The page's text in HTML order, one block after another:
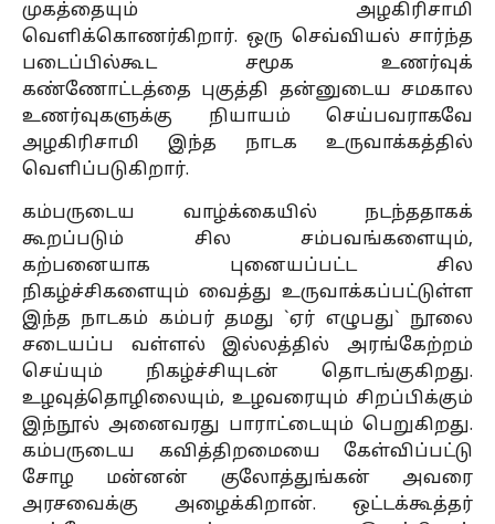
முகத்தையும் அழகிரிசாமி
வெளிக்கொணர்கிறார். ஒரு செவ்வியல் சார்ந்த
படைப்பில்கூட சமூக உணர்வுக்
கண்ணோட்டத்தை புகுத்தி தன்னுடைய சமகால
உணர்வுகளுக்கு நியாயம் செய்பவராகவே
அழகிரிசாமி இந்த நாடக உருவாக்கத்தில்
வெளிப்படுகிறார்.
கம்பருடைய வாழ்க்கையில் நடந்ததாகக்
கூறப்படும் சில சம்பவங்களையும்,
கற்பனையாக புனையப்பட்ட சில
நிகழ்ச்சிகளையும் வைத்து உருவாக்கப்பட்டுள்ள
இந்த நாடகம் கம்பர் தமது `ஏர் எழுபது` நூலை
சடையப்ப வள்ளல் இல்லத்தில் அரங்கேற்றம்
செய்யும் நிகழ்ச்சியுடன் தொடங்குகிறது.
உழவுத்தொழிலையும், உழவரையும் சிறப்பிக்கும்
இந்நூல் அனைவரது பாராட்டையும் பெறுகிறது.
கம்பருடைய கவித்திறமையை கேள்விப்பட்டு
சோழ மன்னன் குலோத்துங்கன் அவரை
அரசவைக்கு அழைக்கிறான். ஒட்டக்கூத்தர்